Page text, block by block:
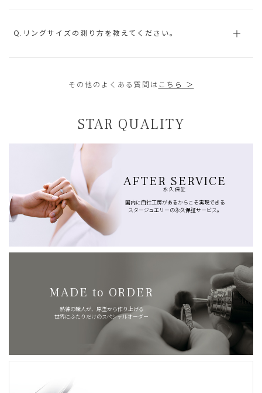
Q.リングサイズの測り方を教えてください。
その他のよくある質問は こちら ＞
STAR QUALITY
AFTER SERVICE
永久保証
国内に自社工房があるからこそ実現できる
スタージュエリーの永久保証サービス。
MADE to ORDER
熟練の職人が、原型から作り上げる
世界にふたりだけのスペシャルオーダー